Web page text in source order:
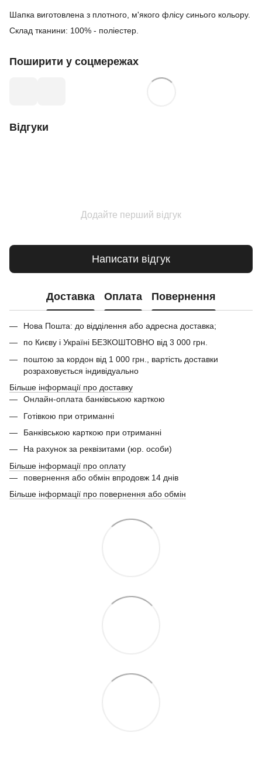
Шапка виготовлена з плотного, м'якого флісу синього кольору.
Склад тканини: 100% - поліестер.
Поширити у соцмережах
Відгуки
Додайте перший відгук
Написати відгук
Доставка Оплата Повернення
Нова Пошта: до відділення або адресна доставка;
по Києву і Україні БЕЗКОШТОВНО від 3 000 грн.
поштою за кордон від 1 000 грн., вартість доставки
розраховується індивідуально
Більше інформації про доставку
Онлайн-оплата банківською карткою
Готівкою при отриманні
Банківською карткою при отриманні
На рахунок за реквізитами (юр. особи)
Більше інформації про оплату
повернення або обмін впродовж 14 днів
Більше інформації про повернення або обмін